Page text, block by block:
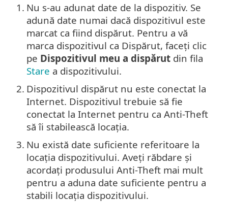
1. Nu s-au adunat date de la dispozitiv. Se
adună date numai dacă dispozitivul este
marcat ca fiind dispărut. Pentru a vă
marca dispozitivul ca Dispărut, faceți clic
pe Dispozitivul meu a dispărut din fila
Stare a dispozitivului.
2. Dispozitivul dispărut nu este conectat la
Internet. Dispozitivul trebuie să fie
conectat la Internet pentru ca Anti-Theft
să îi stabilească locația.
3. Nu există date suficiente referitoare la
locația dispozitivului. Aveți răbdare și
acordați produsului Anti-Theft mai mult
pentru a aduna date suficiente pentru a
stabili locația dispozitivului.